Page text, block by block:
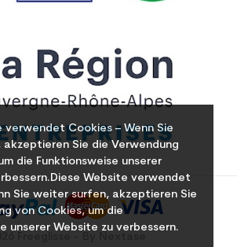
verwendet Cookies – Wenn Sie
Sie die Verwendung
die Funktionsweise unserer
Website verwendet
Sie weiter surfen, akzeptieren Sie
von Cookies, um die
unserer Website zu verbessern.